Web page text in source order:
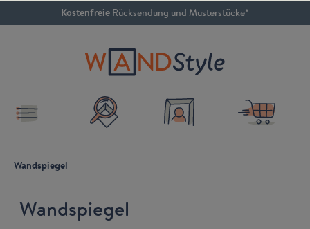
springenKostenfreie Rücksendung und Musterstücke*
Wandspiegel
Wandspiegel